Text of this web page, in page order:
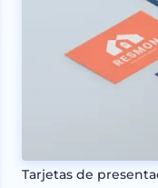
Tarjetas de